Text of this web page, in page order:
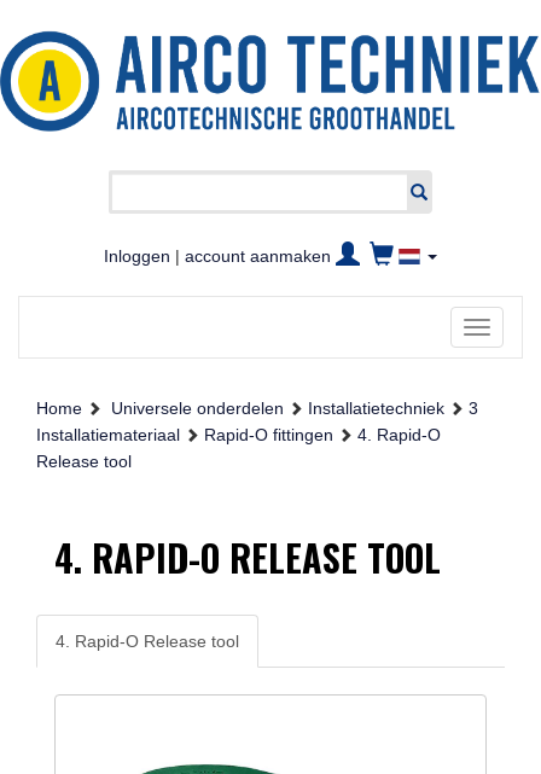
Inloggen | account aanmaken
Toggle
Home Universele onderdelen Installatietechniek
3
Installatiemateriaal
Rapid-O fittingen
4. Rapid-O
Release tool
4. RAPID-O RELEASE TOOL
4. Rapid-O Release tool